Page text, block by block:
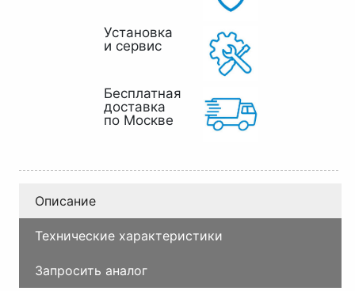
Установка
и сервис
Бесплатная
доставка
по Москве
Описание
Технические характеристики
Запросить аналог